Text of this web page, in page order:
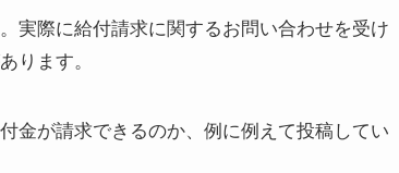
実際に給付請求に関するお問い合わせを受け
ります。
金が請求できるのか、例に例えて投稿してい